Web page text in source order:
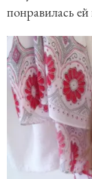
понравилась